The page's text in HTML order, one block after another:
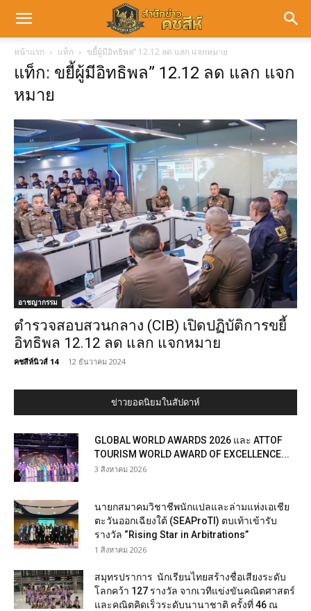
หน้าแรก แท็ก ขยี้ผู้มีอิทธิพล” 12.12 ลด แลก แจกหมาย
แท็ก: ขยี้ผู้มีอิทธิพล” 12.12 ลด แลก แจก
หมาย
อาชญากรรม
ตำรวจสอบสวนกลาง (CIB) เปิดปฏิบัติการขยี้
อิทธิพล 12.12 ลด แลก แจกหมาย
คชสีห์นิวส์ 14 - 12 ธันวาคม 2024
ข่าวยอดนิยมในสัปดาห์
GLOBAL WORLD AWARDS 2026 และ ATTOF
TOURISM WORLD AWARD OF EXCELLENCE...
3 สิงหาคม 2026
นายกสมาคมวิชาชีพนักแปลและล่ามแห่งเอเชีย
ตะวันออกเฉียงใต้ (SEAProTI) ตบเท้าเข้ารับ
รางวัล “Rising Star in Arbitrations”
1 สิงหาคม 2026
สมุทรปราการ นักเรียนไทยสร้างชื่อเสียงระดับ
โลกคว้า 127 รางวัล จากเวทีแข่งขันคณิตศาสตร์
และคณิตคิดเร็วระดับนานาชาติ ครั้งที่ 46 ณ